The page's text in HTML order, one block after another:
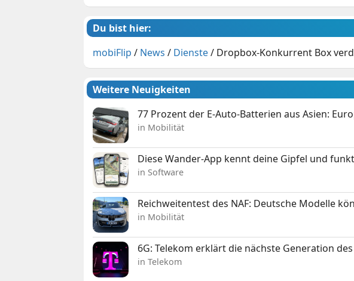
Du bist hier:
mobiFlip / News / Dienste/ Dropbox-Konkurrent Box
Weitere Neuigkeiten
77 Prozent der E-Auto-Batterien aus Asien:
in Mobilität
Diese Wander-App kennt deine Gipfel und
in Software
Reichweitentest des NAF: Deutsche Modelle
in Mobilität
6G: Telekom erklärt die nächste Generation
in Telekom